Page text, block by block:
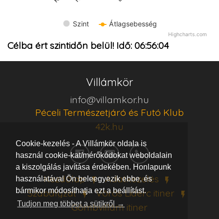
Cookie-kezelés - A Villámkör oldala is
használ cookie-kat/mérőkódokat weboldalain
a kiszolgálás javítása érdekében. Honlapunk
használatával Ön beleegyezik ebbe, és
bármikor módosíthatja ezt a beállítást.
Tudjon meg többet a sütikről →
Szint Átlagsebesség
Highcharts.com
Célba ért szintidőn belül! Idő: 06:56:04
Villámkör
info@villamkor.hu
Péceli Természetjáró és Futó Klub
42k.hu
Kezdőlap
Adatkezelés
Szabályzat
Vörös Lidérc itiner
Gömbvillám itiner